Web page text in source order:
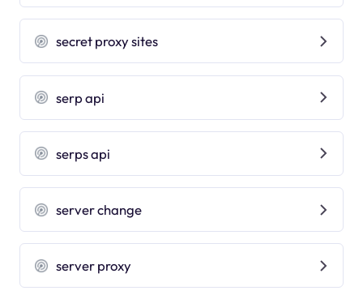
secret proxy sites
serp api
serps api
server change
server proxy